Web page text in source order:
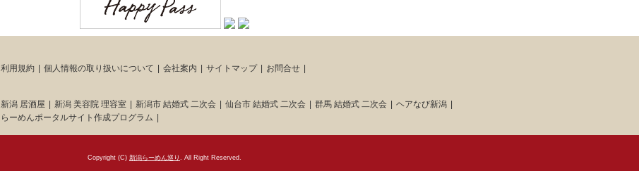
利用規約 個人情報の取り扱いについて 会社案内 サイトマップ お問合せ
新潟 居酒屋 新潟 美容院 理容室 新潟市 結婚式 二次会 仙台市 結婚式 二次会 群馬 結婚式 二次会
ヘアなび新潟
らーめんポータルサイト作成プログラム
Copyright (C) 新潟らーめん巡り . All Right Reserved.